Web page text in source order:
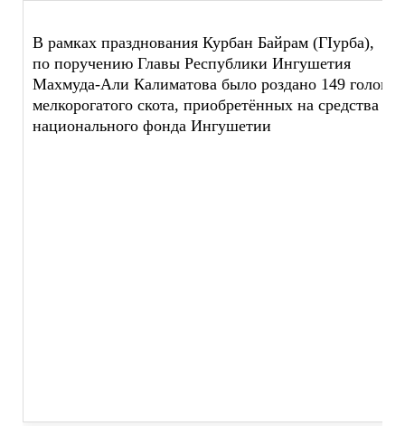
В рамках празднования Курбан Байрам (ГIурба),
по поручению Главы Республики Ингушетия
Махмуда-Али Калиматова было роздано 149 голов
мелкорогатого скота, приобретённых на средства
национального фонда Ингушетии